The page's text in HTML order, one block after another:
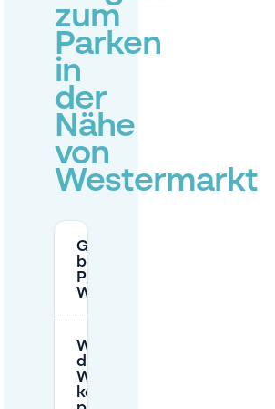
zum
Parken
in
der
Nähe
von
Westermarkt
Gibt es
bezahltes
Parken am
Westermarkt?
Wo kann ich in
der Nähe des
Westermarkts
kostenlos